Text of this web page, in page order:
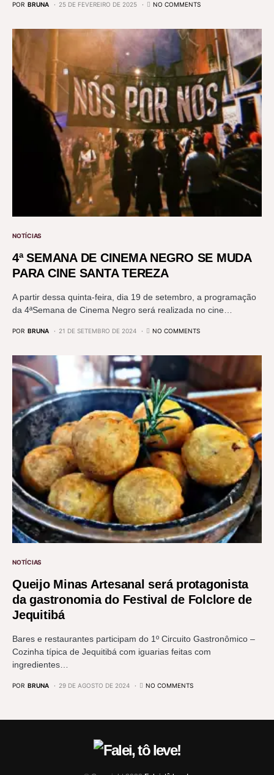
POR BRUNA 25 DE FEVEREIRO DE 2025 NO COMMENTS
NOTÍCIAS
4ª SEMANA DE CINEMA NEGRO SE MUDA
PARA CINE SANTA TEREZA
A partir dessa quinta-feira, dia 19 de setembro, a programação
da 4ªSemana de Cinema Negro será realizada no cine…
POR BRUNA 21 DE SETEMBRO DE 2024 NO COMMENTS
NOTÍCIAS
Queijo Minas Artesanal será protagonista
da gastronomia do Festival de Folclore de
Jequitibá
Bares e restaurantes participam do 1º Circuito Gastronômico –
Cozinha típica de Jequitibá com iguarias feitas com
ingredientes…
POR BRUNA 29 DE AGOSTO DE 2024 NO COMMENTS